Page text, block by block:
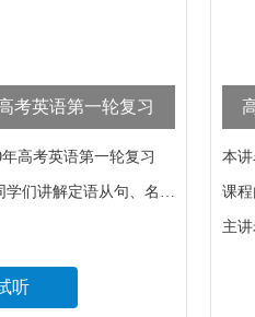
考英语第一轮复习
高考英语第一轮复习
明星教师张老师将为同学们讲解定语从句、名词性从句、状语从句等高考重点语法。张老师将复杂的语法知识提炼出精简的模型，深入浅出，简化知识，帮助同学们减轻记忆负担；其次将貌似枯燥的语法知识与各类题型相结合，学以致用；最后更具吸引力的是课堂引入新颖，常常以歌曲，诗歌，有趣的故事引入，激发学生兴趣，提高学习效率，多方面帮助同学们提高学习效率，助力高考！
听
本
课
主